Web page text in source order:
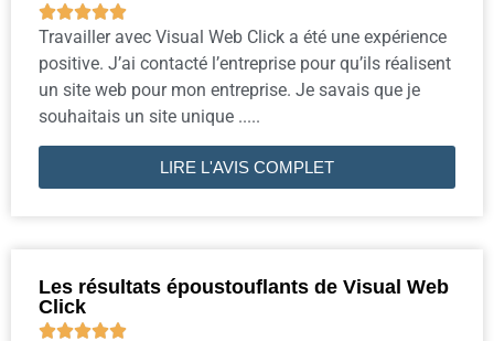

Travailler avec Visual Web Click a été une expérience
positive. J’ai contacté l’entreprise pour qu’ils réalisent
un site web pour mon entreprise. Je savais que je
souhaitais un site unique .....
LIRE L'AVIS COMPLET
Les résultats époustouflants de Visual Web
Click
